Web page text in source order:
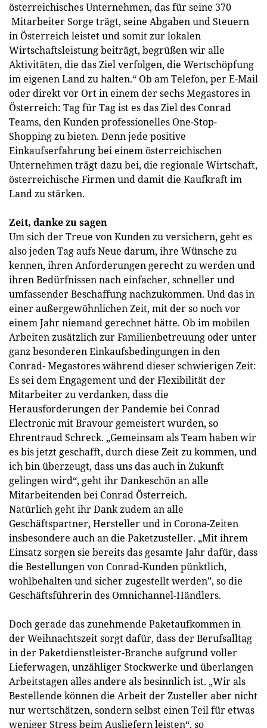
österreichisches Unternehmen, das für seine 370
Mitarbeiter Sorge trägt, seine Abgaben und Steuern
in Österreich leistet und somit zur lokalen
Wirtschaftsleistung beiträgt, begrüßen wir alle
Aktivitäten, die das Ziel verfolgen, die Wertschöpfung
im eigenen Land zu halten.“ Ob am Telefon, per E-Mail
oder direkt vor Ort in einem der sechs Megastores in
Österreich: Tag für Tag ist es das Ziel des Conrad
Teams, den Kunden professionelles One-Stop-
Shopping zu bieten. Denn jede positive
Einkaufserfahrung bei einem österreichischen
Unternehmen trägt dazu bei, die regionale Wirtschaft,
österreichische Firmen und damit die Kaufkraft im
Land zu stärken.
Zeit, danke zu sagen
Um sich der Treue von Kunden zu versichern, geht es
also jeden Tag aufs Neue darum, ihre Wünsche zu
kennen, ihren Anforderungen gerecht zu werden und
ihren Bedürfnissen nach einfacher, schneller und
umfassender Beschaffung nachzukommen. Und das in
einer außergewöhnlichen Zeit, mit der so noch vor
einem Jahr niemand gerechnet hätte. Ob im mobilen
Arbeiten zusätzlich zur Familienbetreuung oder unter
ganz besonderen Einkaufsbedingungen in den
Conrad- Megastores während dieser schwierigen Zeit:
Es sei dem Engagement und der Flexibilität der
Mitarbeiter zu verdanken, dass die
Herausforderungen der Pandemie bei Conrad
Electronic mit Bravour gemeistert wurden, so
Ehrentraud Schreck. „Gemeinsam als Team haben wir
es bis jetzt geschafft, durch diese Zeit zu kommen, und
ich bin überzeugt, dass uns das auch in Zukunft
gelingen wird“, geht ihr Dankeschön an alle
Mitarbeitenden bei Conrad Österreich.
Natürlich geht ihr Dank zudem an alle
Geschäftspartner, Hersteller und in Corona-Zeiten
insbesondere auch an die Paketzusteller. „Mit ihrem
Einsatz sorgen sie bereits das gesamte Jahr dafür, dass
die Bestellungen von Conrad-Kunden pünktlich,
wohlbehalten und sicher zugestellt werden”, so die
Geschäftsführerin des Omnichannel-Händlers.
Doch gerade das zunehmende Paketaufkommen in
der Weihnachtszeit sorgt dafür, dass der Berufsalltag
in der Paketdienstleister-Branche aufgrund voller
Lieferwagen, unzähliger Stockwerke und überlangen
Arbeitstagen alles andere als besinnlich ist. „Wir als
Bestellende können die Arbeit der Zusteller aber nicht
nur wertschätzen, sondern selbst einen Teil für etwas
weniger Stress beim Ausliefern leisten“, so